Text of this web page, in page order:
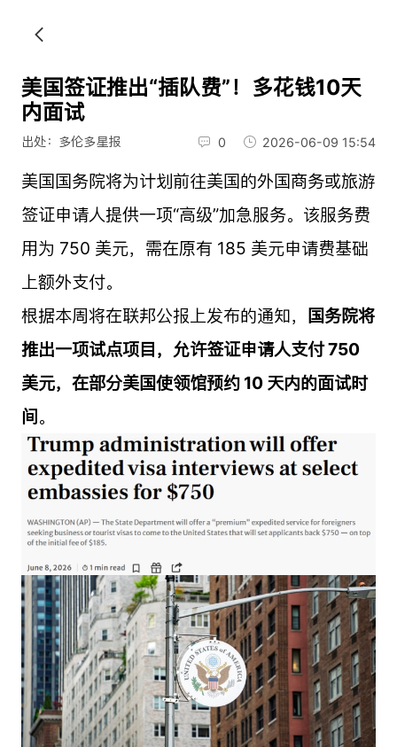
美国签证推出“插队费”！多花钱10天
内面试
出处：多伦多星报 0 2026-06-09 15:54
美国国务院将为计划前往美国的外国商务或旅游
签证申请人提供一项“高级”加急服务。该服务费
用为 750 美元，需在原有 185 美元申请费基础
上额外支付。
根据本周将在联邦公报上发布的通知， 国务院将
推出一项试点项目，允许签证申请人支付 750
美元，在部分美国使领馆预约 10 天内的面试时
间。